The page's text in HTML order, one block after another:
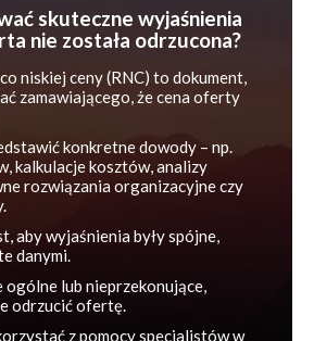
nie została odrzucona?
niskiej ceny (RNC) to dokument,
zamawiającego, że cena oferty
konkretne dowody – np.
kalkulacje kosztów, analizy
rozwiązania organizacyjne czy
aby wyjaśnienia były spójne,
danymi.
lub nieprzekonujące,
odrzucić ofertę.
zpomocy specjalistów w
dokumentu.